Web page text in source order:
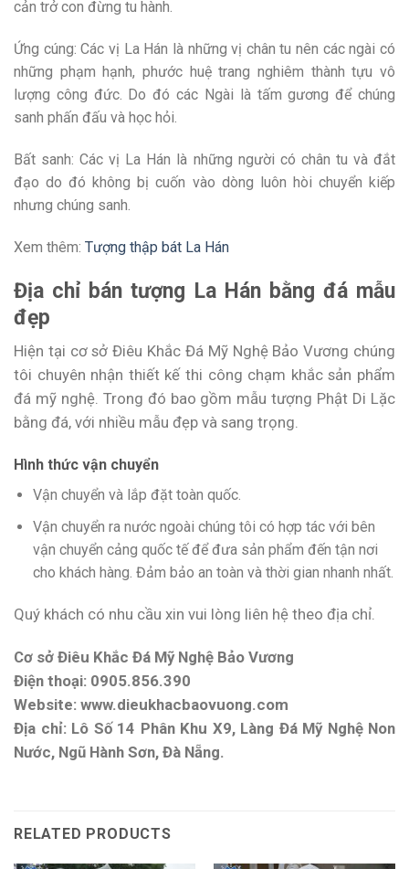
cản trở con đừng tu hành.
Ứng cúng: Các vị La Hán là những vị chân tu nên các ngài có
những phạm hạnh, phước huệ trang nghiêm thành tựu vô
lượng công đức. Do đó các Ngài là tấm gương để chúng
sanh phấn đấu và học hỏi.
Bất sanh: Các vị La Hán là những người có chân tu và đắt
đạo do đó không bị cuốn vào dòng luôn hòi chuyển kiếp
nhưng chúng sanh.
Xem thêm: Tượng thập bát La Hán
Địa chỉ bán tượng La Hán bằng đá mẫu
đẹp
Hiện tại cơ sở Điêu Khắc Đá Mỹ Nghệ Bảo Vương chúng
tôi chuyên nhận thiết kế thi công chạm khắc sản phẩm
đá mỹ nghệ. Trong đó bao gồm mẫu tượng Phật Di Lặc
bằng đá, với nhiều mẫu đẹp và sang trọng.
Hình thức vận chuyển
Vận chuyển và lắp đặt toàn quốc.
Vận chuyển ra nước ngoài chúng tôi có hợp tác với bên
vận chuyển cảng quốc tế để đưa sản phẩm đến tận nơi
cho khách hàng. Đảm bảo an toàn và thời gian nhanh nhất.
Quý khách có nhu cầu xin vui lòng liên hệ theo địa chỉ.
Cơ sở Điêu Khắc Đá Mỹ Nghệ Bảo Vương
Điện thoại: 0905.856.390
Website: www.dieukhacbaovuong.com
Địa chỉ: Lô Số 14 Phân Khu X9, Làng Đá Mỹ Nghệ Non
Nước, Ngũ Hành Sơn, Đà Nẵng.
RELATED PRODUCTS